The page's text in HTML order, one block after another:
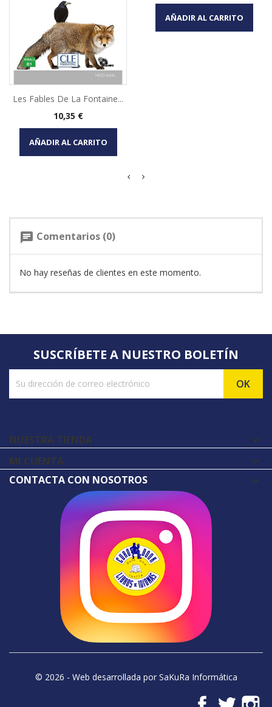
Les Fables De La Fontaine...
Precio
10,35 €
AÑADIR AL CARRITO
AÑADIR AL CARRITO
chat Comentarios (0)
No hay reseñas de clientes en este momento.
SUSCRÍBETE A NUESTRO BOLETÍN
NUESTRA TIENDA 
MI CUENTA 
CONTACTA CON NOSOTROS
© 2026 - Web desarrollada por SaKuRa Informática